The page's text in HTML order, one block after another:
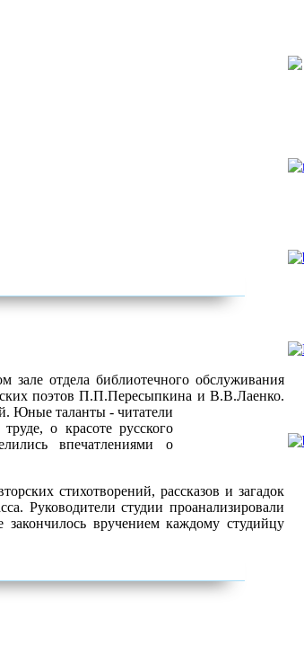
зале отдела библиотечного обслуживания
поэтов П.П.Пересыпкина и В.В.Лаенко.
Юные таланты - читатели
о красоте русского
впечатлениями о
стихотворений, рассказов и загадок
Руководители студии проанализировали
вручением каждому студийцу